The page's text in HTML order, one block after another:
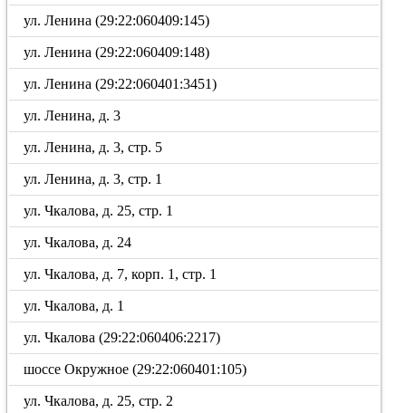
ул. Ленина (29:22:060409:145)
ул. Ленина (29:22:060409:148)
ул. Ленина (29:22:060401:3451)
ул. Ленина, д. 3
ул. Ленина, д. 3, стр. 5
ул. Ленина, д. 3, стр. 1
ул. Чкалова, д. 25, стр. 1
ул. Чкалова, д. 24
ул. Чкалова, д. 7, корп. 1, стр. 1
ул. Чкалова, д. 1
ул. Чкалова (29:22:060406:2217)
шоссе Окружное (29:22:060401:105)
ул. Чкалова, д. 25, стр. 2